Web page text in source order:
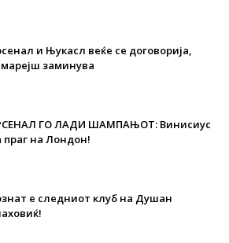
и Њукасл веќе се договорија,
заминува
ГО ЛАДИ ШАМПАЊОТ: Винисиус
праг на Лондон!
е следниот клуб на Душан